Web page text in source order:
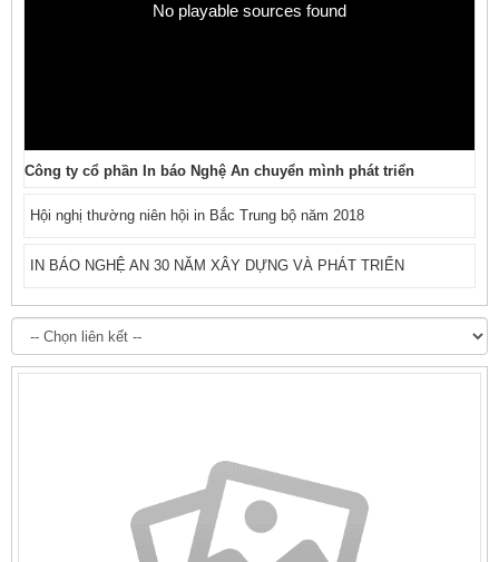
No playable sources found
Công ty cổ phần In báo Nghệ An chuyển mình phát triển
Hội nghị thường niên hội in Bắc Trung bộ năm 2018
IN BÁO NGHỆ AN 30 NĂM XÂY DỰNG VÀ PHÁT TRIỂN